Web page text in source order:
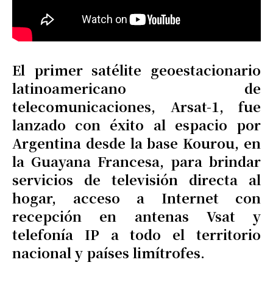
El primer satélite geoestacionario
latinoamericano de
telecomunicaciones, Arsat-1, fue
lanzado con éxito al espacio por
Argentina desde la base Kourou, en
la Guayana Francesa, para brindar
servicios de televisión directa al
hogar, acceso a Internet con
recepción en antenas Vsat y
telefonía IP a todo el territorio
nacional y países limítrofes.